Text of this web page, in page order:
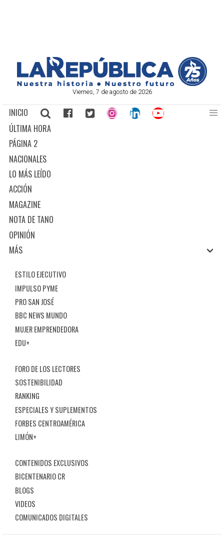
Viernes, 7 de agosto de 2026
INICIO
ÚLTIMA HORA
PÁGINA 2
NACIONALES
LO MÁS LEÍDO
ACCIÓN
MAGAZINE
NOTA DE TANO
OPINIÓN
MÁS
ESTILO EJECUTIVO
IMPULSO PYME
PRO SAN JOSÉ
BBC NEWS MUNDO
MUJER EMPRENDEDORA
EDU+
FORO DE LOS LECTORES
SOSTENIBILIDAD
RANKING
ESPECIALES Y SUPLEMENTOS
FORBES CENTROAMÉRICA
LIMÓN+
CONTENIDOS EXCLUSIVOS
BICENTENARIO CR
BLOGS
VIDEOS
COMUNICADOS DIGITALES